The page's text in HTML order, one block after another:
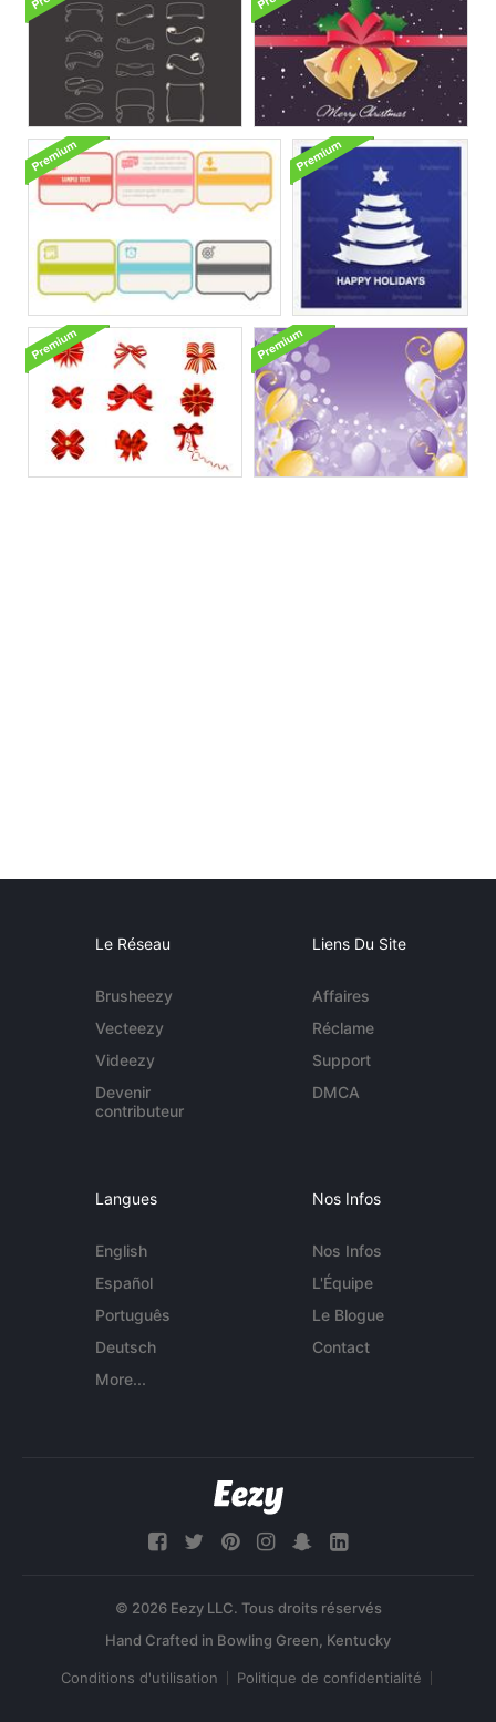
Le Réseau
Brusheezy
Vecteezy
Videezy
Devenir
contributeur
Liens Du Site
Affaires
Réclame
Support
DMCA
Langues
English
Español
Português
Deutsch
More...
Nos Infos
Nos Infos
L'Équipe
Le Blogue
Contact
© 2026 Eezy LLC. Tous droits réservés
Conditions d'utilisation Politique de confidentialité